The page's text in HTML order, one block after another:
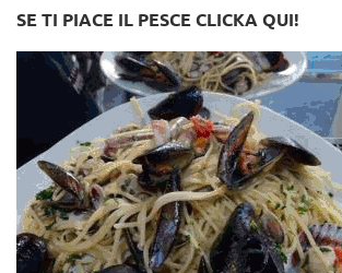
SE TI PIACE IL PESCE CLICKA QUI!